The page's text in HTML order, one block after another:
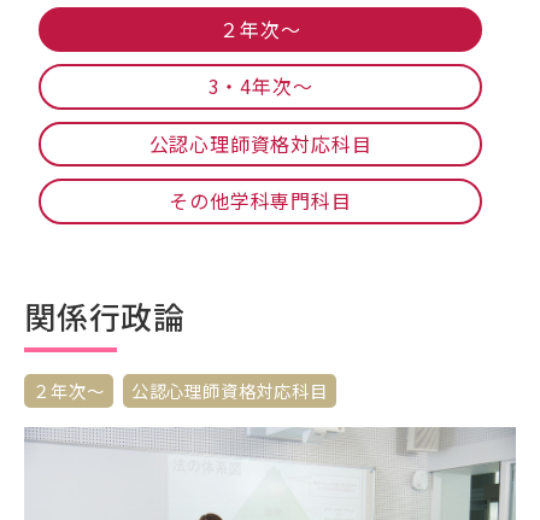
２年次〜
3・4年次～
公認心理師資格対応科目
その他学科専門科目
関係行政論
２年次〜 公認心理師資格対応科目